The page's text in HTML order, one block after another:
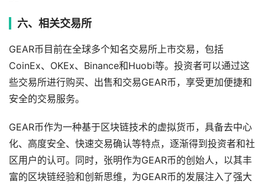
六、相关交易所
GEAR币目前在全球多个知名交易所上市交易，包括
CoinEx、OKEx、Binance和Huobi等。投资者可以通过这
些交易所进行购买、出售和交易GEAR币，享受更加便捷和
安全的交易服务。
GEAR币作为一种基于区块链技术的虚拟货币，具备去中心
化、高度安全、快速交易确认等特点，逐渐得到投资者和社
区用户的认可。同时，张明作为GEAR币的创始人，以其丰
富的区块链经验和创新思维，为GEAR币的发展注入了强大